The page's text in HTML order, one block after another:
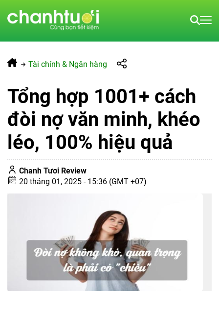
Tài chính & Ngân hàng
Tổng hợp 1001+ cách
đòi nợ văn minh, khéo
léo, 100% hiệu quả
Chanh Tươi Review
20 tháng 01, 2025 - 15:36 (GMT +07)